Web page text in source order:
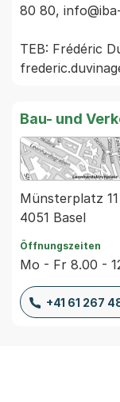
80 80,
TEB: Frédéric
Bau- und
Münsterplatz 11
4051 Basel
Öffnungszeiten
Mo - Fr 8.00 -
+41 61 267